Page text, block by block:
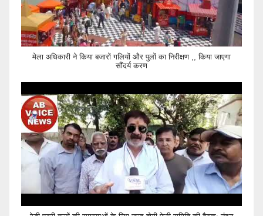
मेला अधिकारी ने किया बजारों गलियों और पुलों का निरीक्षण ,, किया जाएगा
सौंदर्य करण